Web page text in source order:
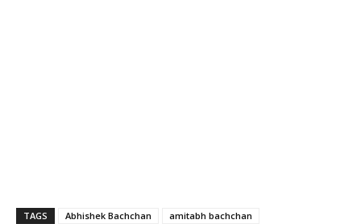
TAGS Abhishek Bachchan
amitabh bachchan